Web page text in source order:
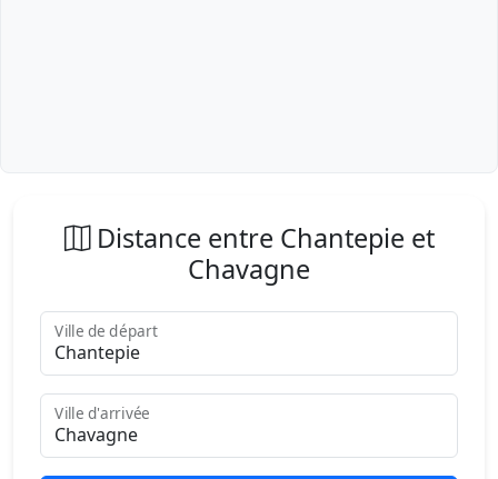
Distance entre Chantepie et
Chavagne
Ville de départ
Ville d'arrivée